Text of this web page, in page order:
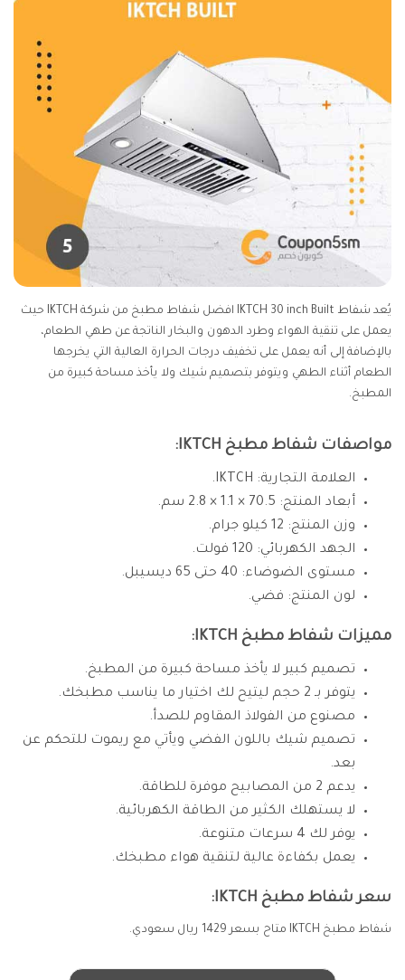
يُعد شفاط IKTCH 30 inch Built افضل شفاط مطبخ من شركة IKTCH حيث
يعمل على تنقية الهواء وطرد الدهون والبخار الناتجة عن طهي الطعام،
بالإضافة إلى أنه يعمل على تخفيف درجات الحرارة العالية التي يخرجها
الطعام أثناء الطهي ويتوفر بتصميم شيك ولا يأخذ مساحة كبيرة من
المطبخ.
مواصفات شفاط مطبخ IKTCH:
العلامة التجارية: IKTCH.
أبعاد المنتج: 70.5 × 1.1 × 2.8 سم.
وزن المنتج: 12 كيلو جرام.
الجهد الكهربائي: 120 فولت.
مستوى الضوضاء: 40 حتى 65 ديسيبل.
لون المنتج: فضي.
مميزات شفاط مطبخ IKTCH:
تصميم كبير لا يأخذ مساحة كبيرة من المطبخ.
يتوفر بـ 2 حجم ليتيح لك اختيار ما يناسب مطبخك.
مصنوع من الفولاذ المقاوم للصدأ.
تصميم شيك باللون الفضي ويأتي مع ريموت للتحكم عن
بعد.
يدعم 2 من المصابيح موفرة للطاقة.
لا يستهلك الكثير من الطاقة الكهربائية.
يوفر لك 4 سرعات متنوعة.
يعمل بكفاءة عالية لتنقية هواء مطبخك.
سعر شفاط مطبخ IKTCH:
شفاط مطبخ IKTCH متاح بسعر 1429 ريال سعودي.